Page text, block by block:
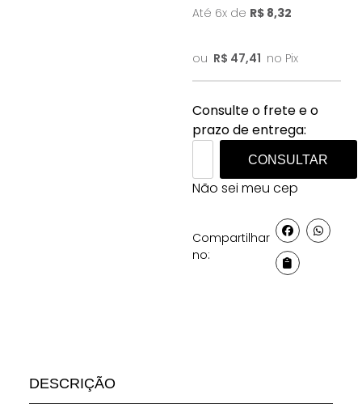
Até 6x de R$8,32
ou R$ 47,41 no Pix
Consulte o frete e o
prazo de entrega:
CONSULTAR
Não sei meu cep
Compartilhar
no:
DESCRIÇÃO